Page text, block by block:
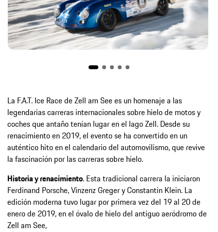
La F.A.T. Ice Race de Zell am See es un homenaje a las
legendarias carreras internacionales sobre hielo de motos y
coches que antaño tenían lugar en el lago Zell. Desde su
renacimiento en 2019, el evento se ha convertido en un
auténtico hito en el calendario del automovilismo, que revive
la fascinación por las carreras sobre hielo.
Historia y renacimiento. Esta tradicional carrera la iniciaron
Ferdinand Porsche, Vinzenz Greger y Constantin Klein. La
edición moderna tuvo lugar por primera vez del 19 al 20 de
enero de 2019, en el óvalo de hielo del antiguo aeródromo de
Zell am See,